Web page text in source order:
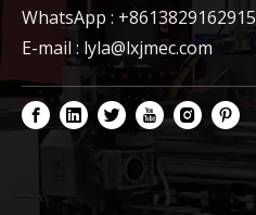
WhatsApp : +8613829162915
E-mail :lyla@lxjmec.com